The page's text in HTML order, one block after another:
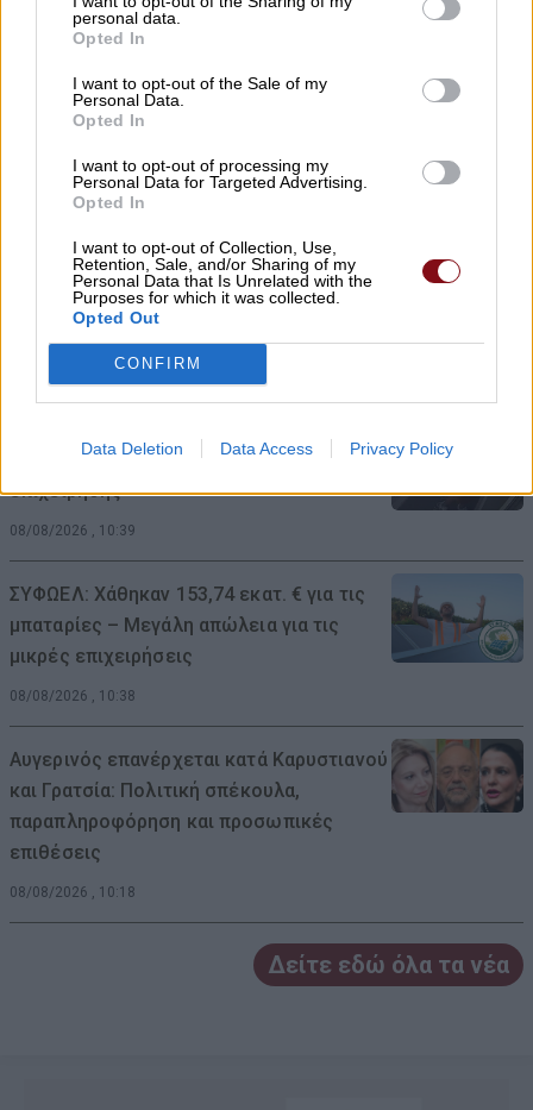
personal data.
Opted In
I want to opt-out of the Sale of my
Personal Data.
Opted In
I want to opt-out of processing my
Personal Data for Targeted Advertising.
Opted In
I want to opt-out of Collection, Use,
Retention, Sale, and/or Sharing of my
Personal Data that Is Unrelated with the
Purposes for which it was collected.
Opted Out
CONFIRM
Data Deletion Data Access Privacy Policy
Η Ελλάδα χάνει το τρένο των startups:
Εκτός top 50 την ώρα που Κύπρος,
Μακεδονία και Αλβανία επιταχύνουν
Χρ. Καπετάνος: «Ένα αίτημα 25 ετών
χρηματοδότηση 1,2 εκατ. € για το
Δημοτικό Κτίριο Συκουρίου»
«Πόσα θέλεις για το κορίτσι;»: Τουρίστας
σε ανήλικη, τι καταγγέλλει ο ιδιοκτήτης
επιχείρησης
08/08/2026 , 10:39
ΣΥΦΩΕΛ: Χάθηκαν 153,74 εκατ. € για τις
μπαταρίες – Μεγάλη απώλεια για τις
μικρές επιχειρήσεις
08/08/2026 , 10:38
Αυγερινός επανέρχεται κατά Καρυστιανού
και Γρατσία: Πολιτική σπέκουλα,
παραπληροφόρηση και προσωπικές
επιθέσεις
08/08/2026 , 10:18
Δείτε εδώ όλα τα νέα